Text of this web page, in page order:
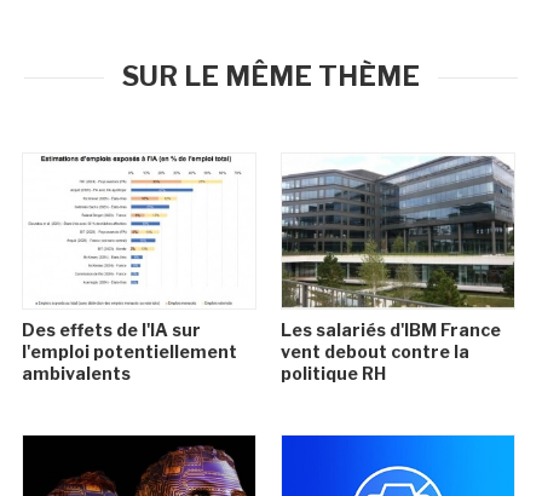
SUR LE MÊME THÈME
Des effets de l'IA sur
l'emploi potentiellement
ambivalents
Les salariés d'IBM France
vent debout contre la
politique RH